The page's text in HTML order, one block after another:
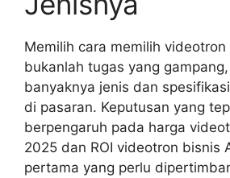
Memilih cara memilih
bukanlah tugas yang
banyaknya jenis dan
di pasaran. Keputusan yang
berpengaruh pada harga
2025 dan ROI videotron bisnis
pertama yang perlu